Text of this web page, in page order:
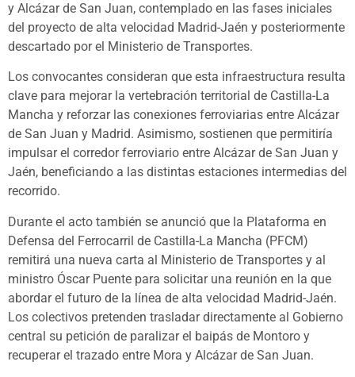
y Alcázar de San Juan, contemplado en las fases iniciales
del proyecto de alta velocidad Madrid-Jaén y posteriormente
descartado por el Ministerio de Transportes.
Los convocantes consideran que esta infraestructura resulta
clave para mejorar la vertebración territorial de Castilla-La
Mancha y reforzar las conexiones ferroviarias entre Alcázar
de San Juan y Madrid. Asimismo, sostienen que permitiría
impulsar el corredor ferroviario entre Alcázar de San Juan y
Jaén, beneficiando a las distintas estaciones intermedias del
recorrido.
Durante el acto también se anunció que la Plataforma en
Defensa del Ferrocarril de Castilla-La Mancha (PFCM)
remitirá una nueva carta al Ministerio de Transportes y al
ministro Óscar Puente para solicitar una reunión en la que
abordar el futuro de la línea de alta velocidad Madrid-Jaén.
Los colectivos pretenden trasladar directamente al Gobierno
central su petición de paralizar el baipás de Montoro y
recuperar el trazado entre Mora y Alcázar de San Juan.